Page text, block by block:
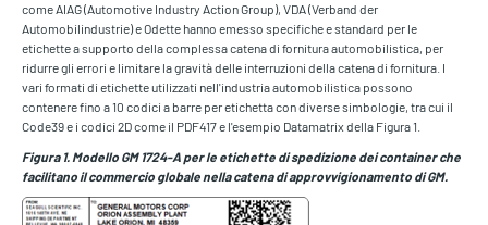
come AIAG (Automotive Industry Action Group), VDA (Verband der
Automobilindustrie) e Odette hanno emesso specifiche e standard per le
etichette a supporto della complessa catena di fornitura automobilistica, per
ridurre gli errori e limitare la gravità delle interruzioni della catena di fornitura. I
vari formati di etichette utilizzati nell'industria automobilistica possono
contenere fino a 10 codici a barre per etichetta con diverse simbologie, tra cui il
Code39 e i codici 2D come il PDF417 e l'esempio Datamatrix della Figura 1.
Figura 1. Modello GM 1724-A per le etichette di spedizione dei container che
facilitano il commercio globale nella catena di approvvigionamento di GM.